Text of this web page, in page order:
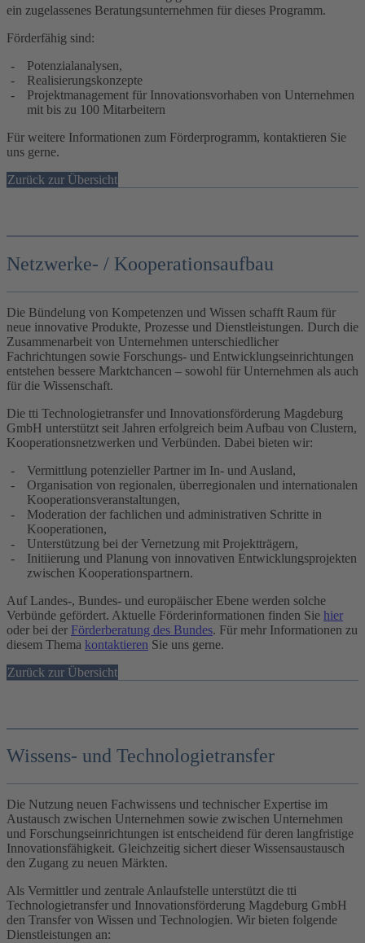
ein zugelassenes Beratungsunternehmen für dieses Programm.
Förderfähig sind:
Potenzialanalysen,
Realisierungskonzepte
Projektmanagement für Innovationsvorhaben von Unternehmen
mit bis zu 100 Mitarbeitern
Für weitere Informationen zum Förderprogramm, kontaktieren Sie
uns gerne.
Zurück zur Übersicht
Netzwerke- / Kooperationsaufbau
Die Bündelung von Kompetenzen und Wissen schafft Raum für
neue innovative Produkte, Prozesse und Dienstleistungen. Durch die
Zusammenarbeit von Unternehmen unterschiedlicher
Fachrichtungen sowie Forschungs- und Entwicklungseinrichtungen
entstehen bessere Marktchancen – sowohl für Unternehmen als auch
für die Wissenschaft.
Die tti Technologietransfer und Innovationsförderung Magdeburg
GmbH unterstützt seit Jahren erfolgreich beim Aufbau von Clustern,
Kooperationsnetzwerken und Verbünden. Dabei bieten wir:
Vermittlung potenzieller Partner im In- und Ausland,
Organisation von regionalen, überregionalen und internationalen
Kooperationsveranstaltungen,
Moderation der fachlichen und administrativen Schritte in
Kooperationen,
Unterstützung bei der Vernetzung mit Projektträgern,
Initiierung und Planung von innovativen Entwicklungsprojekten
zwischen Kooperationspartnern.
Auf Landes-, Bundes- und europäischer Ebene werden solche
Verbünde gefördert. Aktuelle Förderinformationen finden Sie hier
oder bei der Förderberatung des Bundes. Für mehr Informationen zu
diesem Thema kontaktieren Sie uns gerne.
Zurück zur Übersicht
Wissens- und Technologietransfer
Die Nutzung neuen Fachwissens und technischer Expertise im
Austausch zwischen Unternehmen sowie zwischen Unternehmen
und Forschungseinrichtungen ist entscheidend für deren langfristige
Innovationsfähigkeit. Gleichzeitig sichert dieser Wissensaustausch
den Zugang zu neuen Märkten.
Als Vermittler und zentrale Anlaufstelle unterstützt die tti
Technologietransfer und Innovationsförderung Magdeburg GmbH
den Transfer von Wissen und Technologien. Wir bieten folgende
Dienstleistungen an: